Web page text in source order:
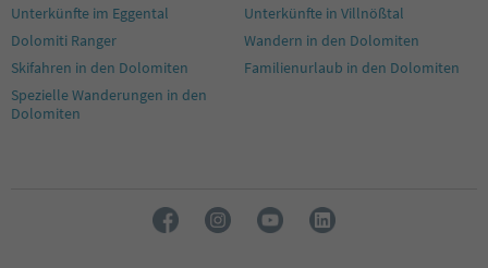
Unterkünfte im Eggental
Unterkünfte in Villnößtal
Dolomiti Ranger
Wandern in den Dolomiten
Skifahren in den Dolomiten
Familienurlaub in den Dolomiten
Spezielle Wanderungen in den
Dolomiten